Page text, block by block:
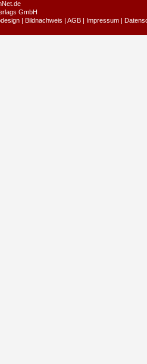
GmbH
| Bildnachweis | AGB | Impressum |